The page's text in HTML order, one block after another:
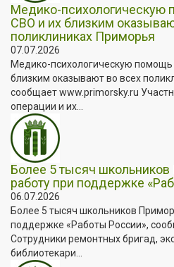
Медико-психологическую
СВО и их близким
поликлиниках Приморья
07.07.2026
Медико-психологическую
близким оказывают во всех
сообщает www.primorsky.ru
операции и их...
Более 5 тысяч
работу при поддержке
06.07.2026
Более 5 тысяч школьников
поддержке «Работы России»,
Сотрудники ремонтных бригад,
библиотекари...